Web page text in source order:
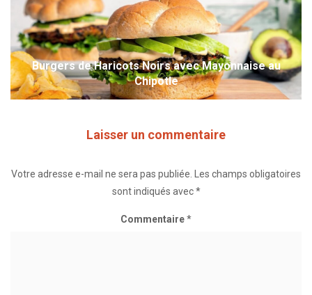
Burgers de Haricots Noirs avec Mayonnaise au
Chipotle
Laisser un commentaire
Votre adresse e-mail ne sera pas publiée.
Les champs obligatoires
sont indiqués avec*
Commentaire*